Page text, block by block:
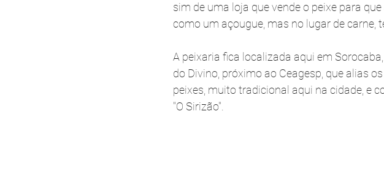
sim de uma loja que vende o peixe para
como um açougue, mas no lugar de carne,
A peixaria fica localizada aqui em
do Divino, próximo ao Ceagesp, que alias
peixes, muito tradicional aqui na cidade, e
"O Sirizão".